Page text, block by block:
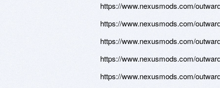
https://www.nexusmods.com/
https://www.nexusmods.com/
https://www.nexusmods.com/
https://www.nexusmods.com/
https://www.nexusmods.com/